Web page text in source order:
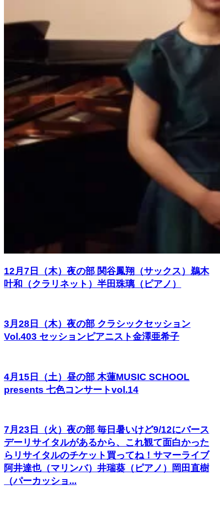
12月7日（木）夜の部 関谷鳳翔（サックス）鵜木
叶和（クラリネット）半田珠璃（ピアノ）
3月28日（木）夜の部 クラシックセッション
Vol.403 セッションピアニスト金澤亜希子
4月15日（土）昼の部 木蓮MUSIC SCHOOL
presents 七色コンサートvol.14
7月23日（火）夜の部 毎日暑いけど9/12にバース
デーリサイタルがあるから、これ観て面白かった
らリサイタルのチケット買ってね！サマーライブ
阿井達也（マリンバ）井瑞葵（ピアノ）岡田直樹
（パーカッショ...